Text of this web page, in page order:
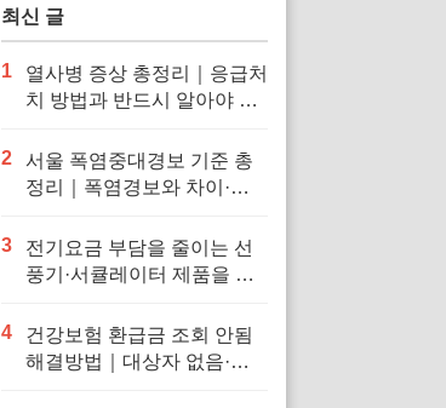
최신 글
1
열사병 증상 총정리｜응급처
치 방법과 반드시 알아야 할
2
서울 폭염중대경보 기준 총
정리｜폭염경보와 차이·행
3
전기요금 부담을 줄이는 선
풍기·서큘레이터 제품을 확
4
건강보험 환급금 조회 안됨
해결방법｜대상자 없음·신